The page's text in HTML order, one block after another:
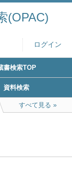
(OPAC)
ログイン
書検索TOP
資料検索
すべて見る